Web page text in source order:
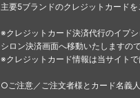
主要5ブランドのクレジットカードを
※クレジットカード決済代行のイプ
シロン決済画面へ移動いたしますの
※クレジットカード情報は当サイト
○ご注意／ご注文者様とカード名義